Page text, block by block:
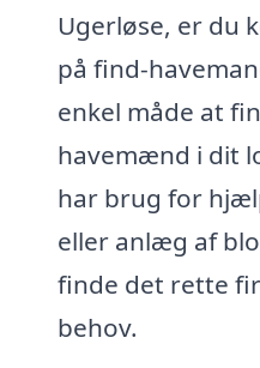
Ugerløse, er du
på find-
enkel måde at
havemænd i dit
har brug for
eller anlæg af
finde det rette
behov.